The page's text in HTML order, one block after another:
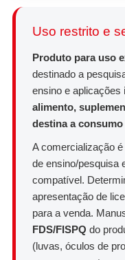
Uso restrito e
Produto para uso
destinado a
ensino e aplicações
alimento,
destina a
A comercialização
de ensino/pesquisa
compatível.
apresentação de
para a venda.
FDS/FISPQ do
(luvas, óculos de